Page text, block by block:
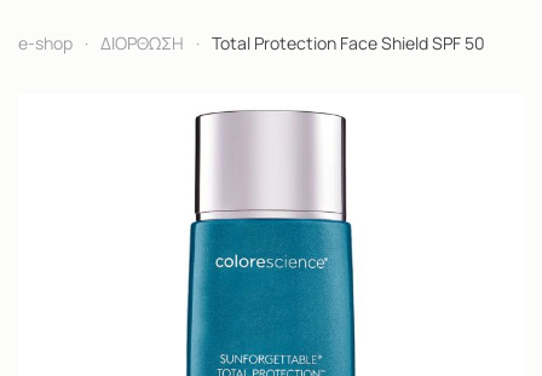
e-shop ΔΙΟΡΘΩΣΗ Total Protection Face Shield SPF 50